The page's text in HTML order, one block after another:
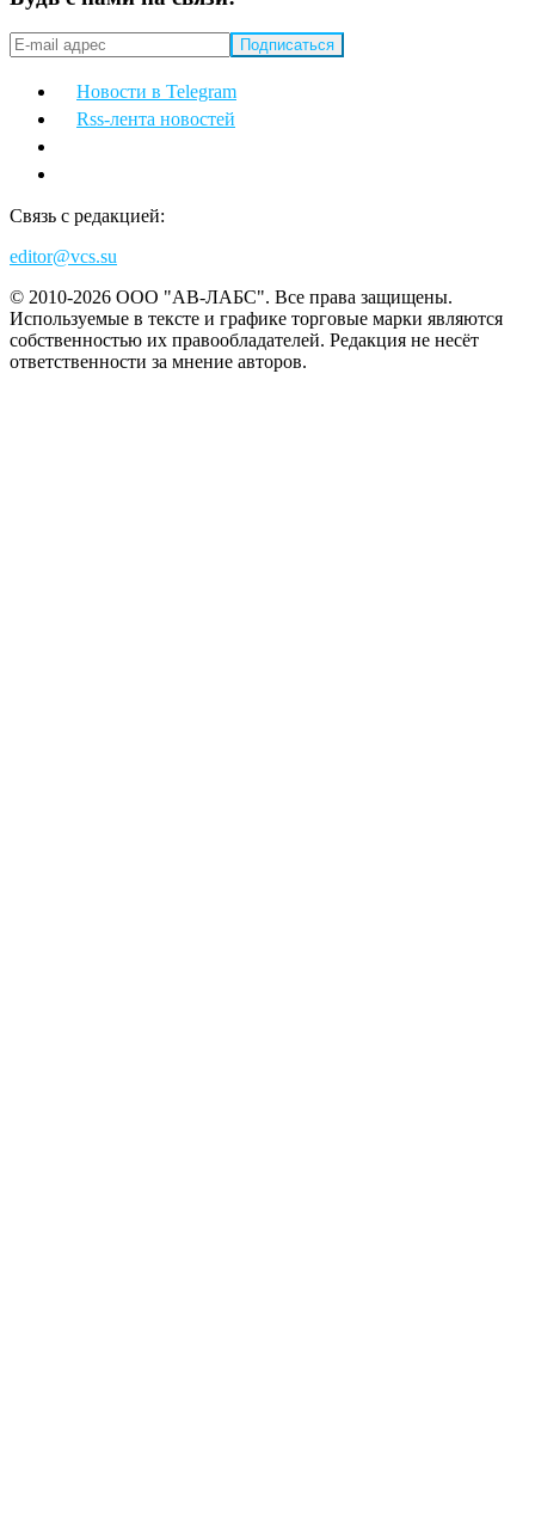
Новости в Telegram
Rss-лента новостей
Связь с редакцией:
editor@vcs.su
© 2010-2026 ООО "АВ-ЛАБС". Все права защищены.
Используемые в тексте и графике торговые марки являются
собственностью их правообладателей. Редакция не несёт
ответственности за мнение авторов.